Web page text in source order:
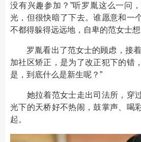
没有兴趣参加？”听罗胤这么一问
光，但很快暗了下去。谁愿意和一
不都得躲得远远地，自卑的范女士想
罗胤看出了范女士的顾虑，接着
加社区矫正，是为了改正犯下的错
是，到底什么是新生呢？”
她拉着范女士走出司法所，穿过
光下的天桥好不热闹，鼓掌声、喝
起。